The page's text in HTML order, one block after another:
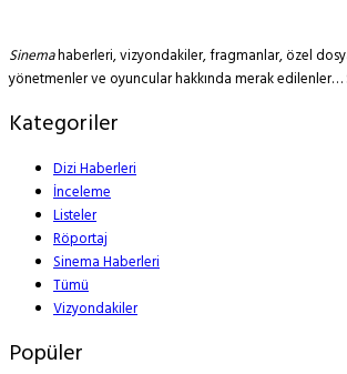
Sinemahaberleri, vizyondakiler, fragmanlar, özel
yönetmenler ve oyuncular hakkında merak edilenler…
Kategoriler
Dizi Haberleri
İnceleme
Listeler
Röportaj
Sinema Haberleri
Tümü
Vizyondakiler
Popüler